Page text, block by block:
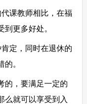
课教师相比，在福
更多好处。
定，同时在退休的
。
，要满足一定的
么就可以享受到入